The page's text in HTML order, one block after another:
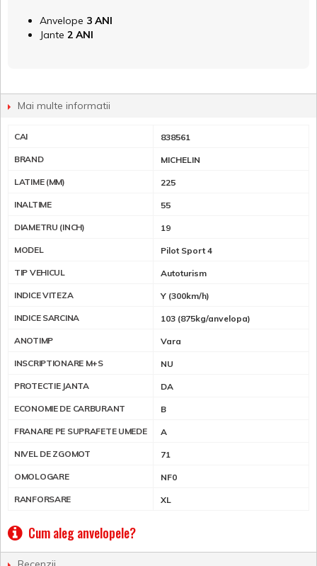
Anvelope 3 ANI
Jante 2 ANI
Mai multe informatii
CAI 838561
BRAND MICHELIN
LATIME (MM) 225
INALTIME 55
DIAMETRU (INCH) 19
MODEL Pilot Sport 4
TIP VEHICUL Autoturism
INDICE VITEZA Y (300km/h)
INDICE SARCINA 103 (875kg/anvelopa)
ANOTIMP Vara
INSCRIPTIONARE M+S NU
PROTECTIE JANTA DA
ECONOMIE DE CARBURANT B
FRANARE PE SUPRAFETE UMEDE A
NIVEL DE ZGOMOT 71
OMOLOGARE NF0
RANFORSARE XL
Cum aleg anvelopele?